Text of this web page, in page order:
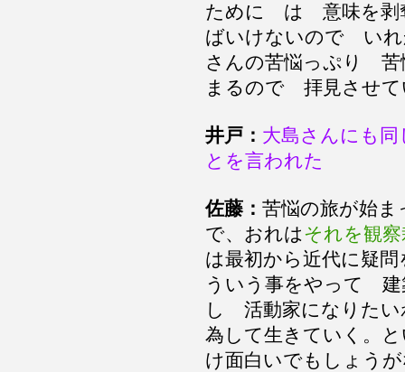
ために は 意味を剥
ばいけないので いれ
さんの苦悩っぷり 苦
まるので 拝見させて
井戸： 大島さんにも
とを言われた
佐藤： 苦悩の旅が始
で、おれはそれを観
は最初から近代に疑
ういう事をやって
し 活動家になりた
為して生きていく。
け面白いでもしょう